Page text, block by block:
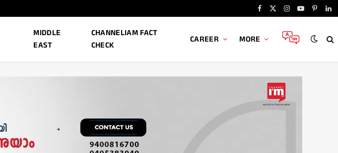
Facebook
X
Instagram
YouTube
MIDDLE
EAST
CHANNELIAM FACT
CHECK
CAREER MORE